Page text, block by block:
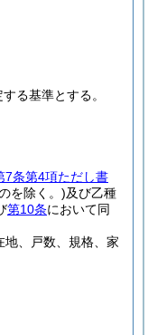
る基準とする。
7条第4項ただし書
を除く。)及び乙種
第10条において同
、戸数、規格、家